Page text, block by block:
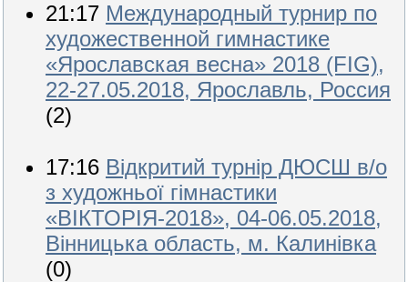
21:17 Международный турнир по
художественной гимнастике
«Ярославская весна» 2018 (FIG),
22-27.05.2018, Ярославль, Россия
(2)
17:16 Відкритий турнір ДЮСШ в/о
з художньої гімнастики
«ВІКТОРІЯ-2018», 04-06.05.2018,
Вінницька область, м. Калинівка
(0)